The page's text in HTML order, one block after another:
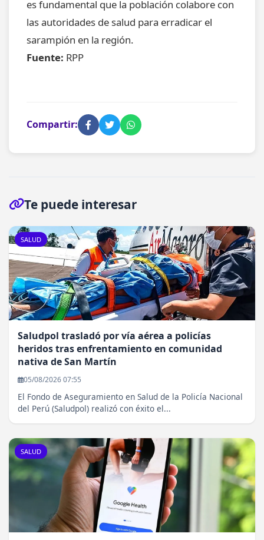
es fundamental que la población colabore con
las autoridades de salud para erradicar el
sarampión en la región.
Fuente: RPP
Compartir:
Te puede interesar
SALUD
Saludpol trasladó por vía aérea a policías
heridos tras enfrentamiento en comunidad
nativa de San Martín
05/08/2026 07:55
El Fondo de Aseguramiento en Salud de la Policía Nacional
del Perú (Saludpol) realizó con éxito el...
SALUD